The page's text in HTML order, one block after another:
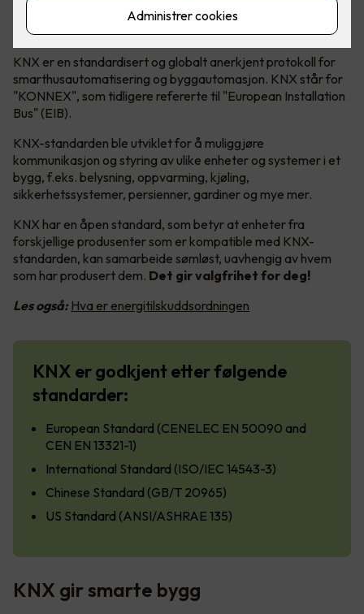
Hva er egentlig KNX?
KNX er en standardisert og globalt anerkjent protokoll for
smarthusautomatisering og byggautomasjon. KNX står for
"KONNEX", som tidligere refererte til "European Installation
Bus" (EIB).
KNX-standarden ble utviklet for å muliggjøre
kommunikasjon og styring av ulike enheter og systemer i et
bygg, f.eks. belysning, oppvarming, kjøling,
sikkerhetssystemer, persienner, gardiner og mye mer.
KNX har en åpen standard, som betyr at enheter fra
forskjellige produsenter som er kompatible med KNX-
standarden, kan samarbeide sømløst, uavhengig av hvem
som har produsert dem. Det gir valgfrihet for deg!
Les også: Hva er energitilskuddsordningen
KNX er godkjent etter følgende
standarder:
European Standard (CENELEC EN 50090 and
CEN EN 13321-1)
International Standard (ISO/IEC 14543-3)
Chinese Standard (GB/T 20965)
US Standard (ANSI/ASHRAE 135)
KNX gir smarte bygg